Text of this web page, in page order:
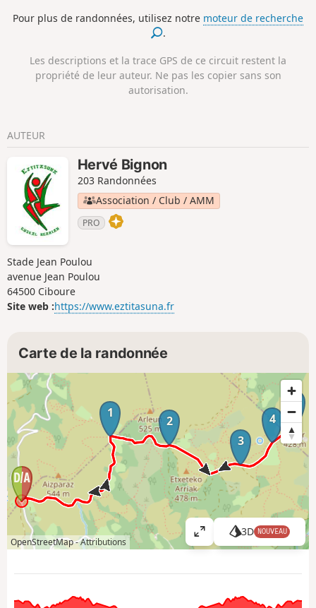
Pour plus de randonnées, utilisez notre moteur de recherche
.
Les descriptions et la trace GPS de ce circuit restent la
propriété de leur auteur. Ne pas les copier sans son
autorisation.
AUTEUR
Hervé Bignon
203 Randonnées
Association / Club / AMM
PRO
Stade Jean Poulou
avenue Jean Poulou
64500 Ciboure
Site web :https://www.eztitasuna.fr
Carte de la randonnée
1
2
3
4
5
OpenStreetMap -Attributions
A
ff
3D NOUVEAU